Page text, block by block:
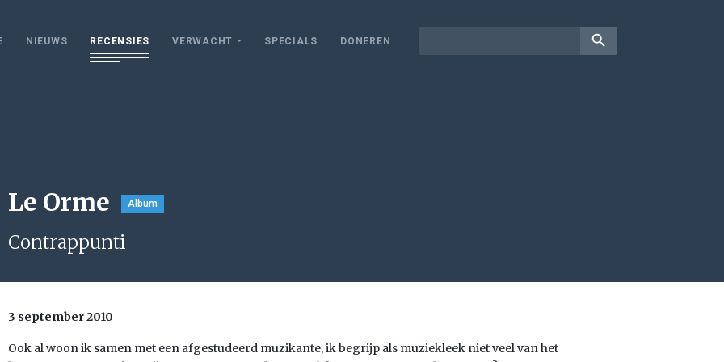
NIEUWS RECENSIES VERWACHT SPECIALS DONEREN search
Le Orme Album
Contrappunti
3 september 2010
Ook al woon ik samen met een afgestudeerd muzikante, ik begrijp als muziekleek niet veel van het